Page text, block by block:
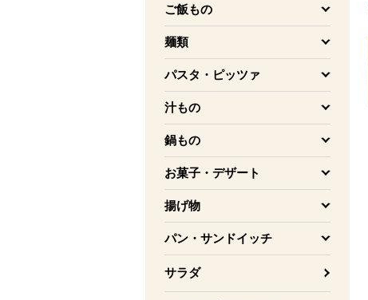
ご飯もの
を開く
麺類
を開く
パスタ・ピッツァ
を開く
汁もの
を開く
鍋もの
を開く
お菓子・デザート
を開く
揚げ物
を開く
パン・サンドイッチ
を開く
サラダ